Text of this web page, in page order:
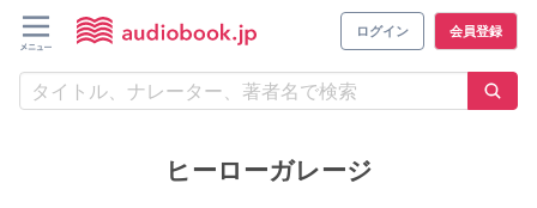
ログイン 会員登録
ヒーローガレージ